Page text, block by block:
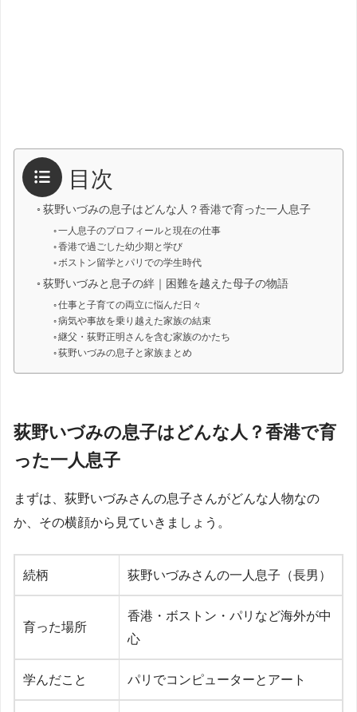
目次
荻野いづみの息子はどんな人？香港で育った一人息子
一人息子のプロフィールと現在の仕事
香港で過ごした幼少期と学び
ボストン留学とパリでの学生時代
荻野いづみと息子の絆｜困難を越えた母子の物語
仕事と子育ての両立に悩んだ日々
病気や事故を乗り越えた家族の結束
継父・荻野正明さんを含む家族のかたち
荻野いづみの息子と家族まとめ
荻野いづみの息子はどんな人？香港で育
った一人息子
まずは、荻野いづみさんの息子さんがどんな人物なの
か、その横顔から見ていきましょう。
続柄 荻野いづみさんの一人息子（長男）
育った場所
香港・ボストン・パリなど海外が中
心
学んだこと パリでコンピューターとアート